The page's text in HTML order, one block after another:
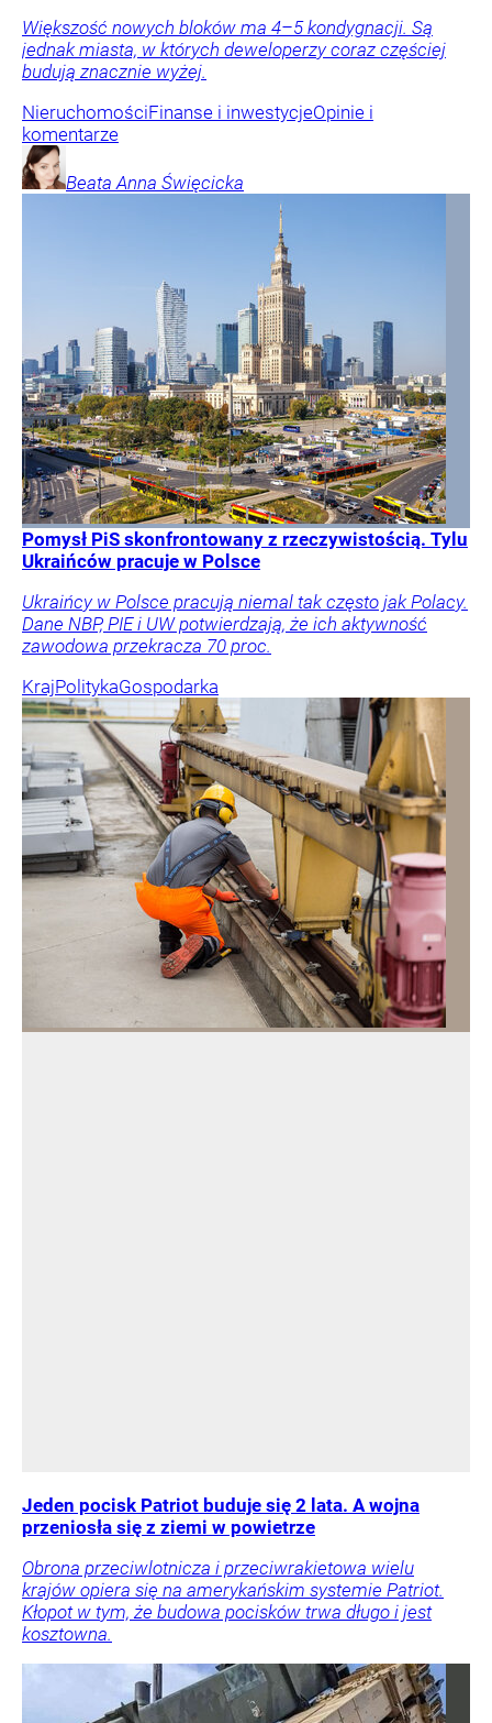
Większość nowych bloków ma 4–5 kondygnacji. Są
jednak miasta, w których deweloperzy coraz częściej
budują znacznie wyżej.
NieruchomościFinanse i inwestycjeOpinie i
komentarze
Beata Anna Święcicka
Pomysł PiS skonfrontowany z rzeczywistością. Tylu
Ukraińców pracuje w Polsce
Ukraińcy w Polsce pracują niemal tak często jak Polacy.
Dane NBP, PIE i UW potwierdzają, że ich aktywność
zawodowa przekracza 70 proc.
KrajPolitykaGospodarka
Jeden pocisk Patriot buduje się 2 lata. A wojna
przeniosła się z ziemi w powietrze
Obrona przeciwlotnicza i przeciwrakietowa wielu
krajów opiera się na amerykańskim systemie Patriot.
Kłopot w tym, że budowa pocisków trwa długo i jest
kosztowna.